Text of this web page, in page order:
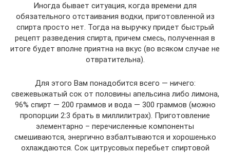
Иногда бывает ситуация, когда времени для
обязательного отстаивания водки, приготовленной из
спирта просто нет. Тогда на выручку придет быстрый
рецепт разведения спирта, причем смесь, полученная в
итоге будет вполне приятна на вкус (во всяком случае не
отвратительна).
Для этого Вам понадобится всего — ничего:
свежевыжатый сок от половины апельсина либо лимона,
96% спирт — 200 граммов и вода — 300 граммов (можно
пропорции 2:3 брать в миллилитрах). Приготовление
элементарно – перечисленные компоненты
смешиваются, энергично взбалтываются и хорошенько
охлаждаются. Сок цитрусовых перебьет спиртовой